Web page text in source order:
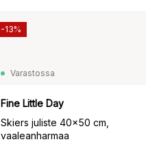
Varastossa
Fine Little Day
Skiers juliste 40x50 cm,
vaaleanharmaa
-13%